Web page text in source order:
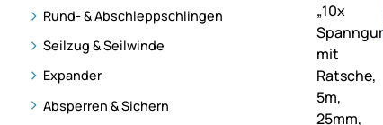
Rund- & Abschleppschlingen
Seilzug & Seilwinde
Expander
Absperren & Sichern